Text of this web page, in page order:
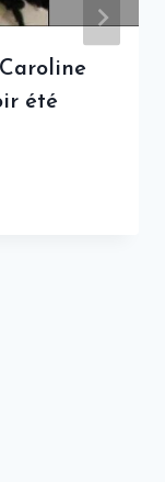
été